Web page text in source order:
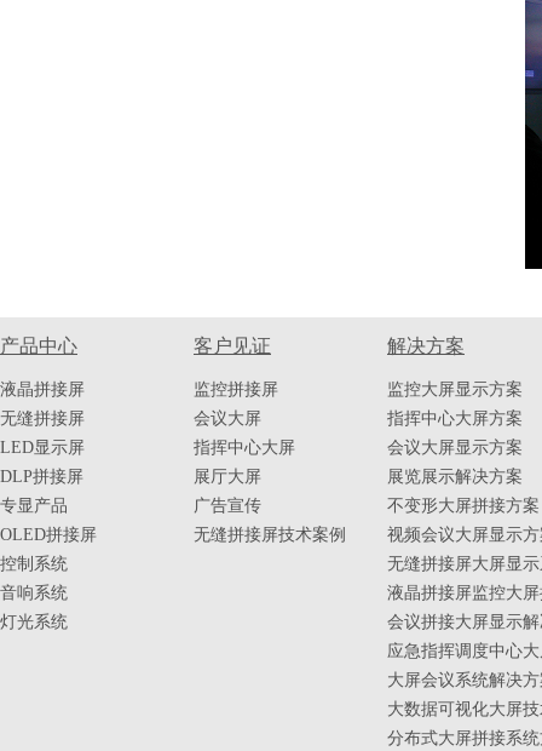
产品中心
液晶拼接屏
无缝拼接屏
LED显示屏
DLP拼接屏
专显产品
OLED拼接屏
控制系统
音响系统
灯光系统
客户见证
监控拼接屏
会议大屏
指挥中心大屏
展厅大屏
广告宣传
无缝拼接屏技术案例
解决方案
监控大屏显示方案
指挥中心大屏方案
会议大屏显示方案
展览展示解决方案
不变形大屏拼接方案
视频会议大屏显示
无缝拼接屏大屏显
液晶拼接屏监控大
会议拼接大屏显示
应急指挥调度中心
大屏会议系统解决
大数据可视化大屏
分布式大屏拼接系